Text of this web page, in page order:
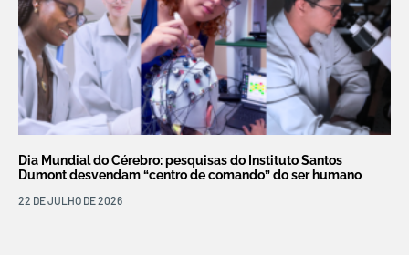
Dia Mundial do Cérebro: pesquisas do Instituto Santos
Dumont desvendam “centro de comando” do ser humano
22 DE JULHO DE 2026